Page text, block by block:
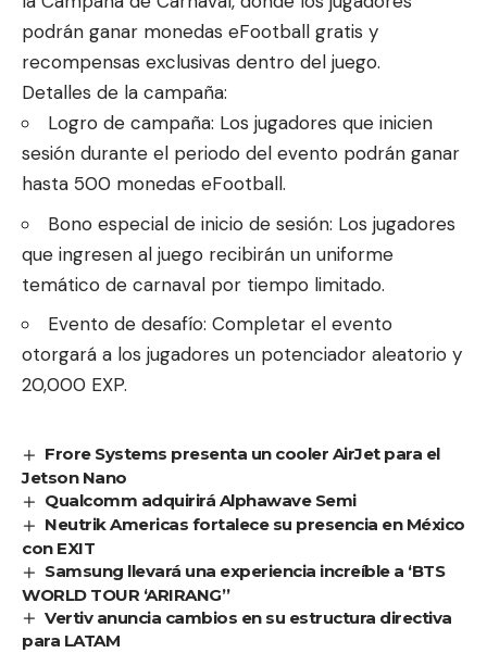
podrán ganar monedas eFootball gratis y
recompensas exclusivas dentro del juego.
Detalles de la campaña:
Logro de campaña: Los jugadores que inicien
sesión durante el periodo del evento podrán ganar
hasta 500 monedas eFootball.
Bono especial de inicio de sesión: Los jugadores
que ingresen al juego recibirán un uniforme
temático de carnaval por tiempo limitado.
Evento de desafío: Completar el evento
otorgará a los jugadores un potenciador aleatorio y
20,000 EXP.
Frore Systems presenta un cooler AirJet para el
Jetson Nano
Qualcomm adquirirá Alphawave Semi
Neutrik Americas fortalece su presencia en México
con EXIT
Samsung llevará una experiencia increíble a ‘BTS
WORLD TOUR ‘ARIRANG’’
Vertiv anuncia cambios en su estructura directiva
para LATAM